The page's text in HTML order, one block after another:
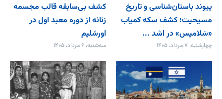
پیوند باستان‌شناسی و تاریخ
مسیحیت؛ کشف سکه کمیاب
«سَلامیس» در اشد ...
چهارشنبه، ۷ مرداد، ۱۴۰۵
کشف بی‌سابقه قالب مجسمه
زنانه از دوره معبد اول در
اورشلیم
سه‌شنبه، ۶ مرداد، ۱۴۰۵